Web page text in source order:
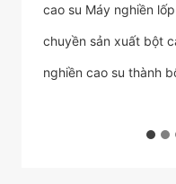
cao su Máy nghiền
chuyền sản xuất bột
nghiền cao su thành